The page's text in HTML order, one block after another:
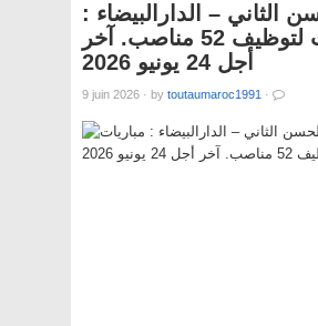
الثاني – الدارالبيضاء :
مباريات لتوظيف 52 مناصب. آخر
أجل 24 يونيو 2026
9 juin 2026 · by toutaumaroc1991 ·